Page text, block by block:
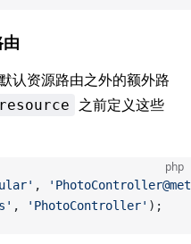
认资源路由之外的额外路
之前定义这些
php
,
, 'PhotoController' );